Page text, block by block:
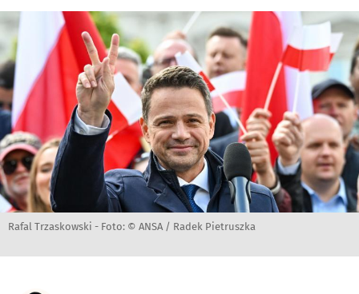
Rafal Trzaskowski - Foto: © ANSA / Radek Pietruszka